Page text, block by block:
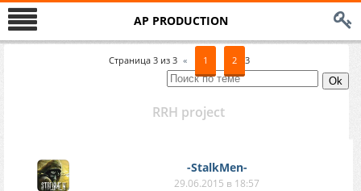
AP PRODUCTION
Страница 3 из 3 « 1 2 3
RRH project
-StalkMen-
29.06.2015 в 18:57